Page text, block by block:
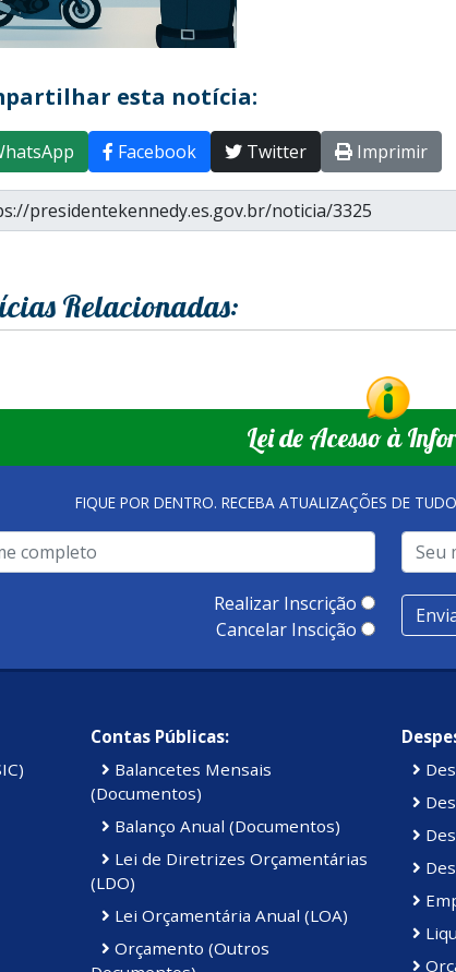
esta notícia:
Facebook Twitter Imprimir
Relacionadas:
Lei de Acesso à
FIQUE POR DENTRO. RECEBA ATUALIZAÇÕES DE
Realizar Inscrição
Cancelar Inscição
Contas Públicas:
Balancetes Mensais
(Documentos)
Balanço Anual (Documentos)
Lei de Diretrizes Orçamentárias
(LDO)
Lei Orçamentária Anual (LOA)
Orçamento (Outros